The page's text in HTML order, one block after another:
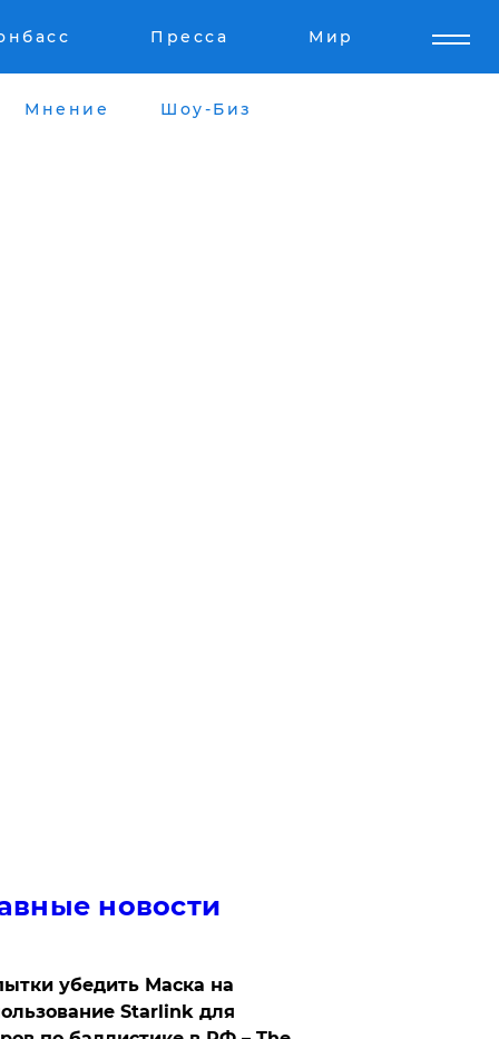
Пресса Мир
Мнение Шоу-Биз
новости
убедить Маска на
Starlink для